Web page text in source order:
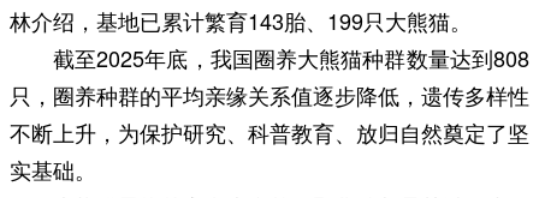
林介绍，基地已累计繁育143胎、199只大熊猫。
截至2025年底，我国圈养大熊猫种群数量达到808
只，圈养种群的平均亲缘关系值逐步降低，遗传多样性
不断上升，为保护研究、科普教育、放归自然奠定了坚
实基础。